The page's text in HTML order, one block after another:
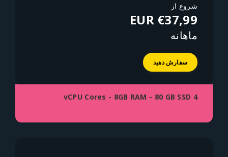
شروع از
€37,99 EUR
ماهانه
سفارش دهید